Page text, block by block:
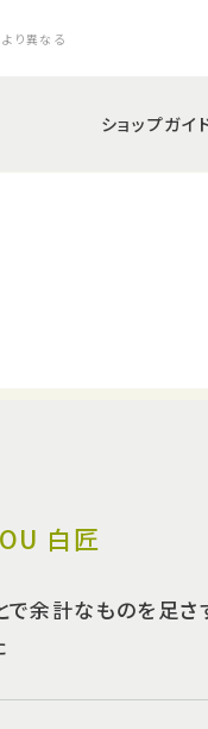
り異なる
ショップガイ
白匠
で余計なものを足